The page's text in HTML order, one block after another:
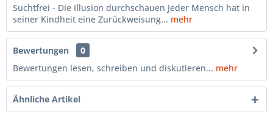
Suchtfrei - Die Illusion durchschauen Jeder Mensch hat in
seiner Kindheit eine Zurückweisung... mehr
Bewertungen
0
Bewertungen lesen, schreiben und diskutieren... mehr
Ähnliche Artikel